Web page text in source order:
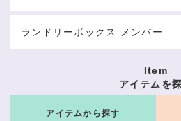
ランドリーボックス メンバー
Item
アイテムを
アイテムから探す